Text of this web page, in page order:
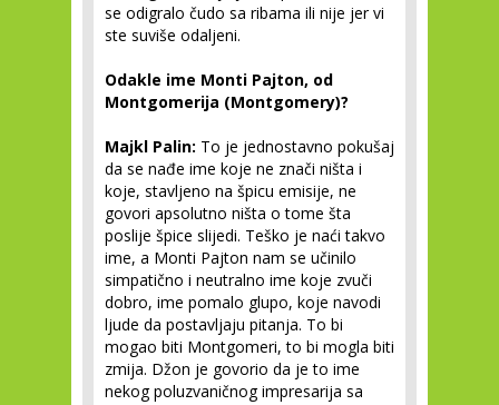
se odigralo čudo sa ribama ili nije jer vi
ste suviše odaljeni.
Odakle ime Monti Pajton, od
Montgomerija (Montgomery)?
Majkl Palin: To je jednostavno pokušaj
da se nađe ime koje ne znači ništa i
koje, stavljeno na špicu emisije, ne
govori apsolutno ništa o tome šta
poslije špice slijedi. Teško je naći takvo
ime, a Monti Pajton nam se učinilo
simpatično i neutralno ime koje zvuči
dobro, ime pomalo glupo, koje navodi
ljude da postavljaju pitanja. To bi
mogao biti Montgomeri, to bi mogla biti
zmija. Džon je govorio da je to ime
nekog poluzvaničnog impresarija sa